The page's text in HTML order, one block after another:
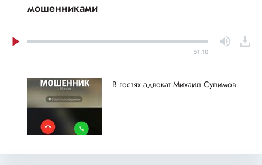
мошенниками
51:10
В гостях адвокат Михаил Сулимов